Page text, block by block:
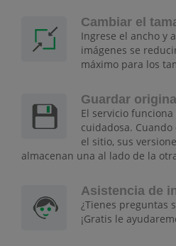
Cambiar el
Ingrese el ancho y
imágenes se
máximo para los
Guardar
El servicio
cuidadosa.
el sitio, sus
almacenan una al lado de la
Asistencia de
¿Tienes preguntas
¡Gratis le